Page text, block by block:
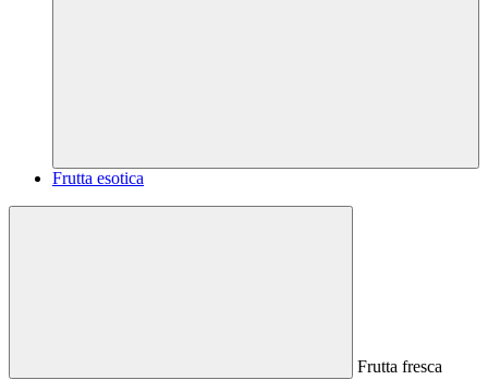
Frutta esotica
Frutta fresca